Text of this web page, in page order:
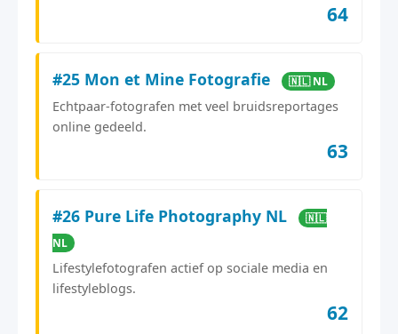
64
#25 Mon et Mine Fotografie 🇳🇱 NL
Echtpaar-fotografen met veel bruidsreportages
online gedeeld.
63
#26 Pure Life Photography NL
🇳🇱
NL
Lifestylefotografen actief op sociale media en
lifestyleblogs.
62